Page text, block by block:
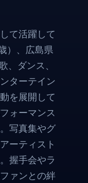
て活躍して
）、広島県
、ダンス、
ターテイン
を展開して
ォーマンス
写真集やグ
ーティスト
握手会やラ
ァンとの絆